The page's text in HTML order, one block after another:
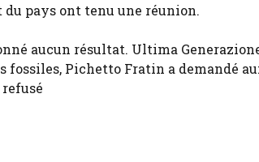
du pays ont tenu une réunion.
aucun résultat. Ultima
fossiles, Pichetto Fratin a demandé